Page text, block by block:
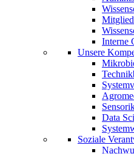
Interne
Unsere
Data
Soziale